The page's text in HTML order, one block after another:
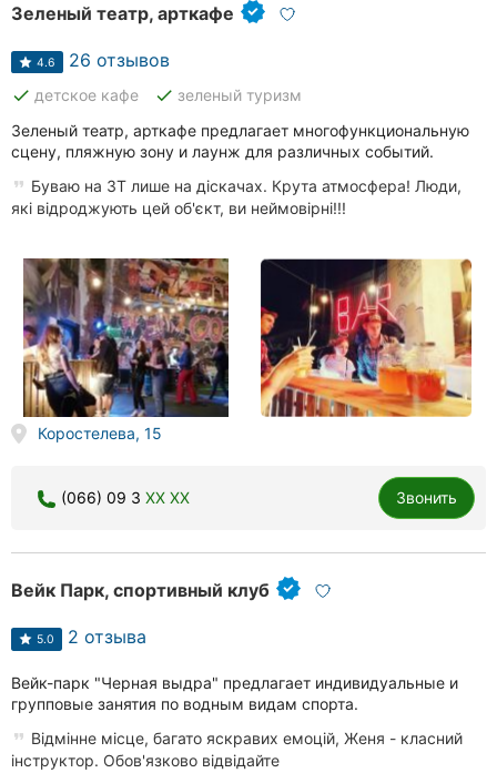
Ровно
Одесса
Кропивницкий
Киев
Харьков
Днепр
Львов
Кривой
Рог
Херсон
Черкассы
Черновцы
Ивано-
Зеленый театр, арткафе
4.6 26 отзывов
done детское кафе done зеленый туризм
Зеленый театр, арткафе предлагает многофункциональную
сцену, пляжную зону и лаунж для различных событий.
Буваю на ЗТ лише на діскачах. Крута атмосфера! Люди,
які відроджують цей об'єкт, ви неймовірні!!!
Коростелева, 15
(066) 09 3 XX XX Звонить
Вейк Парк, спортивный клуб
5.0 2 отзыва
Вейк-парк "Черная выдра" предлагает индивидуальные и
групповые занятия по водным видам спорта.
Відмінне місце, багато яскравих емоцій, Женя - класний
інструктор. Обов'язково відвідайте